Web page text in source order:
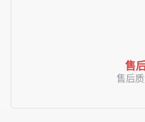
售
售后